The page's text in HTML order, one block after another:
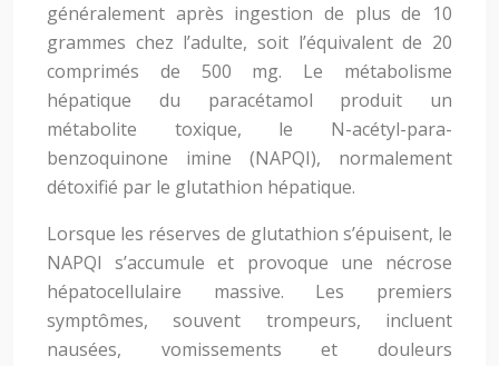
généralement après ingestion de plus de 10
grammes chez l’adulte, soit l’équivalent de 20
comprimés de 500 mg. Le métabolisme
hépatique du paracétamol produit un
métabolite toxique, le N-acétyl-para-
benzoquinone imine (NAPQI), normalement
détoxifié par le glutathion hépatique.
Lorsque les réserves de glutathion s’épuisent, le
NAPQI s’accumule et provoque une nécrose
hépatocellulaire massive. Les premiers
symptômes, souvent trompeurs, incluent
nausées, vomissements et douleurs